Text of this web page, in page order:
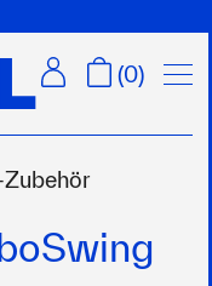
(0)